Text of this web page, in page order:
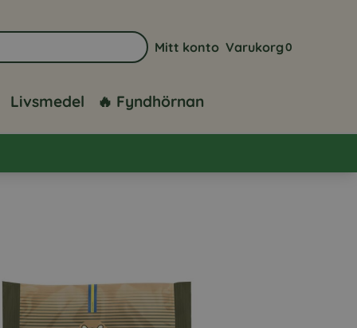
Gå till sidan för mitt konto
Mitt konto
Visa din
Varukorg0
Livsmedel 🔥 Fyndhörnan